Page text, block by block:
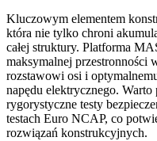
Kluczowym elementem
która nie tylko chroni
całej struktury. Platforma
maksymalnej przestronności
rozstawowi osi i
napędu elektrycznego. Warto
rygorystyczne testy
testach Euro NCAP, co
rozwiązań konstrukcyjnych.